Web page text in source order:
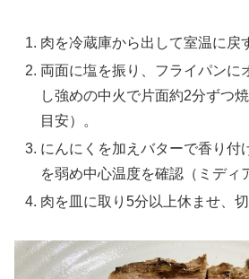
肉を冷蔵庫から出して室温に戻
両面に塩を振り、フライパンに
し強めの中火で片面約2分ずつ
目安）。
にんにくを加えバターで香り付
を弱め中心温度を確認（ミディ
肉を皿に取り5分以上休ませ、切